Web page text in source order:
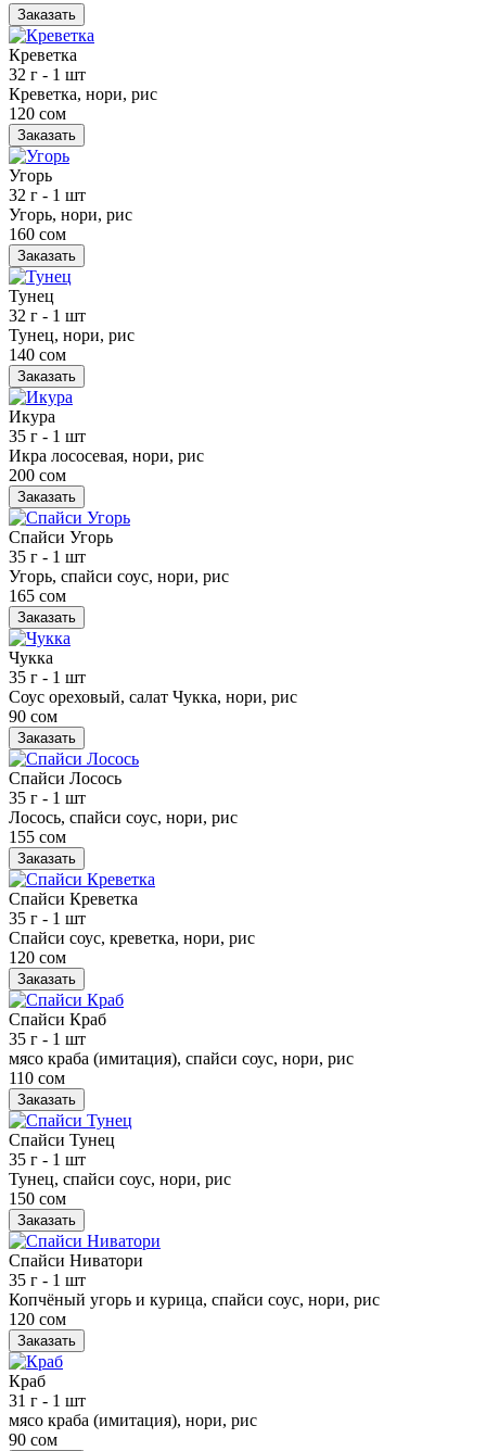
Заказать
Креветка
32 г - 1 шт
Креветка, нори, рис
120 сом
Заказать
Угорь
32 г - 1 шт
Угорь, нори, рис
160 сом
Заказать
Тунец
32 г - 1 шт
Тунец, нори, рис
140 сом
Заказать
Икура
35 г - 1 шт
Икра лососевая, нори, рис
200 сом
Заказать
Спайси Угорь
35 г - 1 шт
Угорь, спайси соус, нори, рис
165 сом
Заказать
Чукка
35 г - 1 шт
Соус ореховый, салат Чукка, нори, рис
90 сом
Заказать
Спайси Лосось
35 г - 1 шт
Лосось, спайси соус, нори, рис
155 сом
Заказать
Спайси Креветка
35 г - 1 шт
Спайси соус, креветка, нори, рис
120 сом
Заказать
Спайси Краб
35 г - 1 шт
мясо краба (имитация), спайси соус, нори, рис
110 сом
Заказать
Спайси Тунец
35 г - 1 шт
Тунец, спайси соус, нори, рис
150 сом
Заказать
Спайси Ниватори
35 г - 1 шт
Копчёный угорь и курица, спайси соус, нори, рис
120 сом
Заказать
Краб
31 г - 1 шт
мясо краба (имитация), нори, рис
90 сом